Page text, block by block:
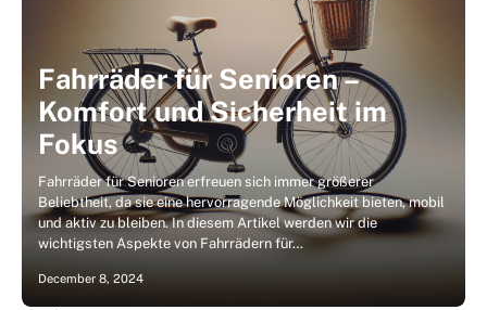
Fahrräder für Senioren –
Komfort und Sicherheit im
Fokus
Fahrräder für Senioren erfreuen sich immer größerer
Beliebtheit, da sie eine hervorragende Möglichkeit bieten, mobil
und aktiv zu bleiben. In diesem Artikel werden wir die
wichtigsten Aspekte von Fahrrädern für…
December 8, 2024